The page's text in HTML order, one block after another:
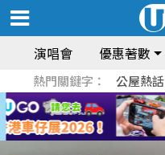
演唱會 優惠著數
熱門關鍵字： 公屋熱話